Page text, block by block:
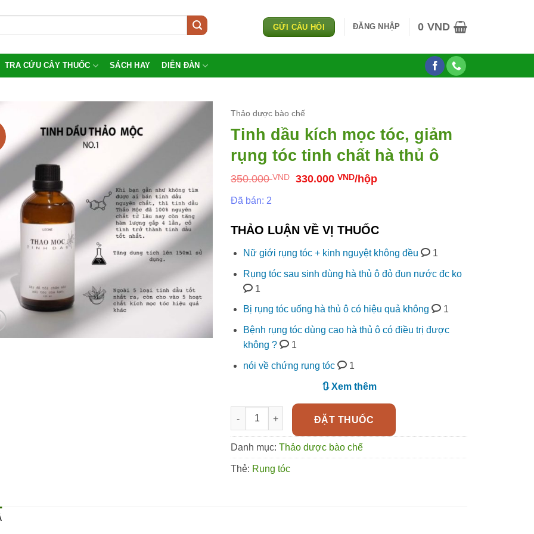
GỬI CÂU HỎI ĐĂNG NHẬP 0 VND
TRA CỨU CÂY THUỐC SÁCH HAY DIỄN ĐÀN
Thảo dược bào chế
Tinh dầu kích mọc tóc, giảm
rụng tóc tinh chất hà thủ ô
350.000VND
Giá
330.000VNDGiá
330.000 VND.
/hộp
Đã bán: 2
THẢO LUẬN VỀ VỊ THUỐC
Nữ giới rụng tóc + kinh nguyệt không đều 1
Rụng tóc sau sinh dùng hà thủ ô đỏ đun nước đc ko
1
Bị rụng tóc uống hà thủ ô có hiệu quả không 1
Bệnh rụng tóc dùng cao hà thủ ô có điều trị được
không ?
1
nói về chứng rụng tóc 1
🔃 Xem thêm
Tinh dầu kích mọc tóc, giảm rụng tóc tinh chất hà thủ ô số lượng
ĐẶT THUỐC
Danh mục: Thảo dược bào chế
Thẻ: Rụng tóc